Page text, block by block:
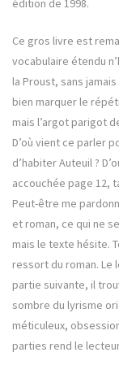
Ce gros livre est
vocabulaire étendu
la Proust, sans
bien marquer le
mais l’argot parigot
D’où vient ce parler
d’habiter Auteuil ?
accouchée page 12,
Peut-être me
et roman, ce qui ne
mais le texte hésite.
ressort du roman. Le
partie suivante, il
sombre du lyrisme
méticuleux,
parties rend le lecteur